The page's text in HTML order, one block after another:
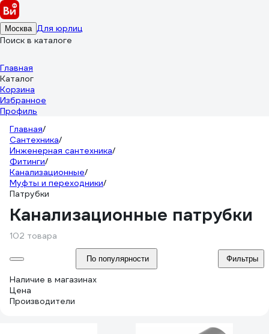
Москва Для юрлиц
Поиск в каталоге
Главная
Каталог
Корзина
Избранное
Профиль
Главная/
Сантехника/
Инженерная сантехника/
Фитинги/
Канализационные/
Муфты и переходники/
Патрубки
Канализационные патрубки
102 товара
По популярности Фильтры
Наличие в магазинах
Цена
Производители